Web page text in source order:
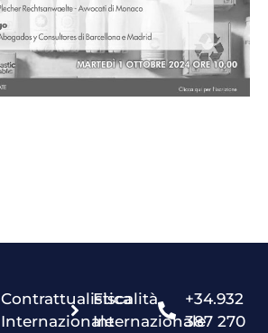
Contrattualistica
Internazionale
Fiscalità
Internazionale
+34.932
387 270